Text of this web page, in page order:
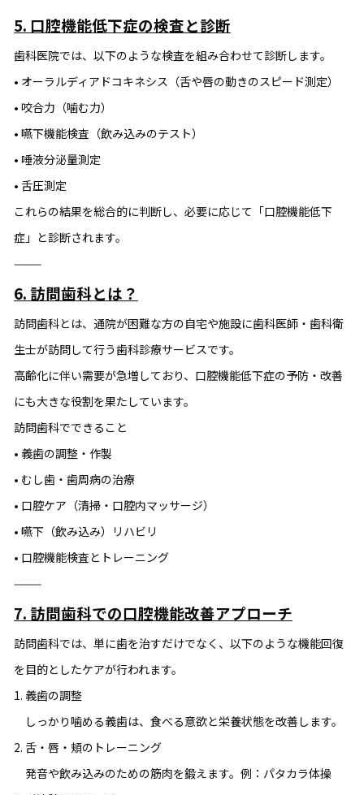
5. 口腔機能低下症の検査と診断
歯科医院では、以下のような検査を組み合わせて診断します。
• オーラルディアドコキネシス（舌や唇の動きのスピード測定）
• 咬合力（噛む力）
• 嚥下機能検査（飲み込みのテスト）
• 唾液分泌量測定
• 舌圧測定
これらの結果を総合的に判断し、必要に応じて「口腔機能低下
症」と診断されます。
⸻
6. 訪問歯科とは？
訪問歯科とは、通院が困難な方の自宅や施設に歯科医師・歯科衛
生士が訪問して行う歯科診療サービスです。
高齢化に伴い需要が急増しており、口腔機能低下症の予防・改善
にも大きな役割を果たしています。
訪問歯科でできること
• 義歯の調整・作製
• むし歯・歯周病の治療
• 口腔ケア（清掃・口腔内マッサージ）
• 嚥下（飲み込み）リハビリ
• 口腔機能検査とトレーニング
⸻
7. 訪問歯科での口腔機能改善アプローチ
訪問歯科では、単に歯を治すだけでなく、以下のような機能回復
を目的としたケアが行われます。
1. 義歯の調整
しっかり噛める義歯は、食べる意欲と栄養状態を改善します。
2. 舌・唇・頬のトレーニング
発音や飲み込みのための筋肉を鍛えます。例：パタカラ体操